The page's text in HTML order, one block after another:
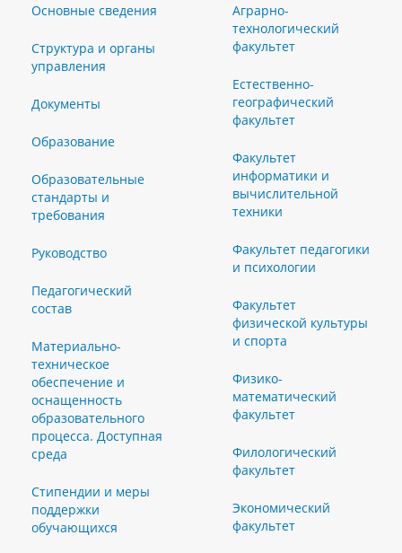
Основные сведения
Структура и органы
управления
Документы
Образование
Образовательные
стандарты и
требования
Руководство
Педагогический
состав
Материально-
техническое
обеспечение и
оснащенность
образовательного
процесса. Доступная
среда
Стипендии и меры
поддержки
обучающихся
Аграрно-
технологический
факультет
Естественно-
географический
факультет
Факультет
информатики и
вычислительной
техники
Факультет педагогики
и психологии
Факультет
физической культуры
и спорта
Физико-
математический
факультет
Филологический
факультет
Экономический
факультет